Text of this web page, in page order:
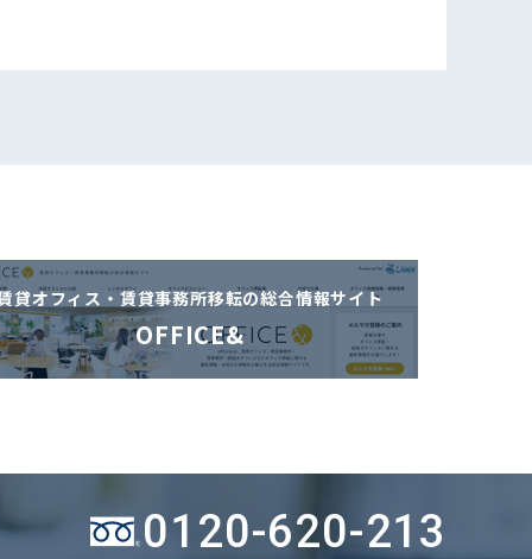
貸オフィス・賃貸事務所移転の総合情報サイト
OFFICE&
0120-620-213